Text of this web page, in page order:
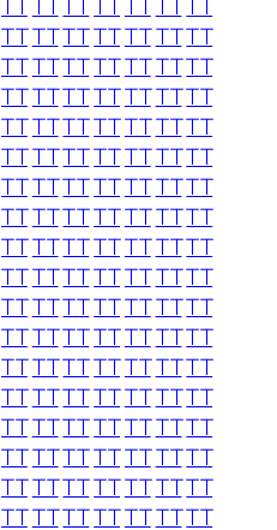
TTTTTTTTTTTTTT
TTTTTTTTTTTTTT
TTTTTTTTTTTTTT
TTTTTTTTTTTTTT
TTTTTTTTTTTTTT
TTTTTTTTTTTTTT
TTTTTTTTTTTTTT
TTTTTTTTTTTTTT
TTTTTTTTTTTTTT
TTTTTTTTTTTTTT
TTTTTTTTTTTTTT
TTTTTTTTTTTTTT
TTTTTTTTTTTTTT
TTTTTTTTTTTTTT
TTTTTTTTTTTTTT
TTTTTTTTTTTTTT
TTTTTTTTTTTTTT